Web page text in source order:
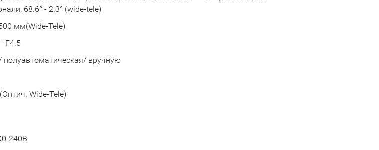
68.6° - 2.3° (wide-tele)
мм(Wide-Tele)
F4.5
полуавтоматическая/ вручную
Wide-Tele)
240В